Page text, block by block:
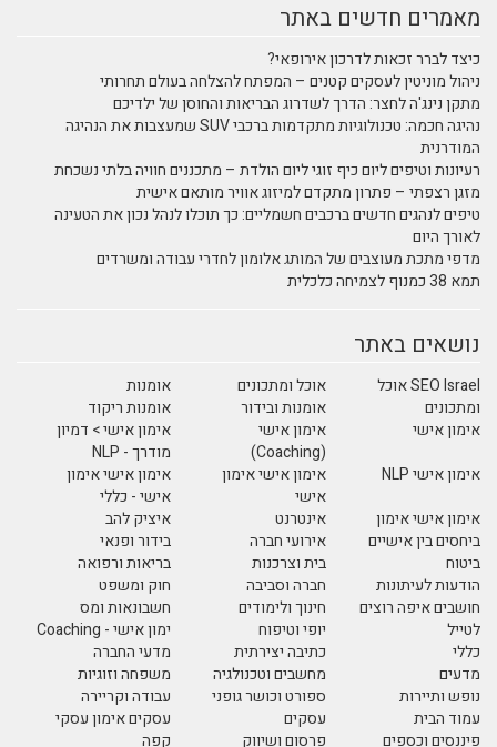
מאמרים חדשים באתר
כיצד לברר זכאות לדרכון אירופאי?
ניהול מוניטין לעסקים קטנים – המפתח להצלחה בעולם תחרותי
מתקן נינג'ה לחצר: הדרך לשדרוג הבריאות והחוסן של ילדיכם
נהיגה חכמה: טכנולוגיות מתקדמות ברכבי SUV שמעצבות את הנהיגה
המודרנית
רעיונות וטיפים ליום כיף זוגי ליום הולדת – מתכננים חוויה בלתי נשכחת
מזגן רצפתי – פתרון מתקדם למיזוג אוויר מותאם אישית
טיפים לנהגים חדשים ברכבים חשמליים: כך תוכלו לנהל נכון את הטעינה
לאורך היום
מדפי מתכת מעוצבים של המותג אלומון לחדרי עבודה ומשרדים
תמא 38 כמנוף לצמיחה כלכלית
נושאים באתר
SEO Israel אוכל
ומתכונים
אוכל ומתכונים
אומנות
אומנות ובידור
אומנות ריקוד
אימון אישי
אימון אישי
(Coaching)
אימון אישי > דמיון
מודרך - NLP
אימון אישי NLP
אימון אישי אימון
אישי
אימון אישי אימון
אישי - כללי
אימון אישי אימון
ביחסים בין אישיים
אינטרנט
איציק להב
אירועי חברה
בידור ופנאי
ביטוח
בית וצרכנות
בריאות ורפואה
הודעות לעיתונות
חברה וסביבה
חוק ומשפט
חושבים איפה רוצים
לטייל
חינוך ולימודים
חשבונאות ומס
יופי וטיפוח
ימון אישי - Coaching
כללי
כתיבה יצירתית
מדעי החברה
מדעים
מחשבים וטכנולגיה
משפחה וזוגיות
נופש ותיירות
ספורט וכושר גופני
עבודה וקריירה
עמוד הבית
עסקים
עסקים אימון עסקי
פיננסים וכספים
פרסום ושיווק קפה